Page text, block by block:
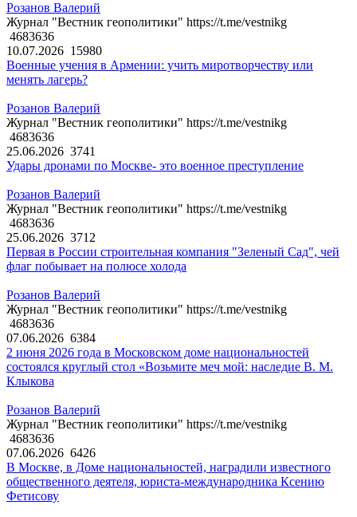
Розанов Валерий
Журнал "Вестник геополитики" https://t.me/vestnikg
4683636
10.07.2026 15980
Военные учения в Армении: учить миротворчеству или
менять лагерь?
Розанов Валерий
Журнал "Вестник геополитики" https://t.me/vestnikg
4683636
25.06.2026 3741
Удары дронами по Москве- это военное преступление
Розанов Валерий
Журнал "Вестник геополитики" https://t.me/vestnikg
4683636
25.06.2026 3712
Первая в России строительная компания "Зеленый Сад", чей
флаг побывает на полюсе холода
Розанов Валерий
Журнал "Вестник геополитики" https://t.me/vestnikg
4683636
07.06.2026 6384
2 июня 2026 года в Московском доме национальностей
состоялся круглый стол «Возьмите меч мой: наследие В. М.
Клыкова
Розанов Валерий
Журнал "Вестник геополитики" https://t.me/vestnikg
4683636
07.06.2026 6426
В Москве, в Доме национальностей, наградили известного
общественного деятеля, юриста-международника Ксению
Фетисову